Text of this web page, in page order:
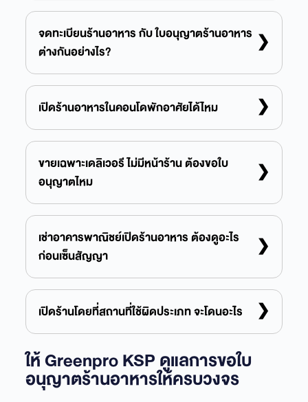
ถ้าปิ้งย่างเพื่อเสิร์ฟลูกค้าในร้าน ไม่ต้องขอ ขอเพียงใบ
อนุญาต/หนังสือรับรองสถานที่จำหน่ายอาหาร และติด
ตั้งปล่องดูดควัน/บ่อดักไขมันให้ได้มาตรฐาน — จะต้อง
ขอเพิ่มก็ต่อเมื่อสะสมแก๊ส LPG มาก มีดนตรีสด หรือ
เป็นครัวกลาง
จดทะเบียนร้านอาหาร กับ ใบอนุญาตร้านอาหาร
ต่างกันอย่างไร?
❯
จดทะเบียน = ทำให้ธุรกิจถูกต้องตามกฎหมาย
(พาณิชย์/บริษัท) ส่วนใบอนุญาต = อนุญาตให้
“จำหน่ายอาหาร” ในสถานที่นั้น ต้องมีทั้งคู่
เปิดร้านอาหารในคอนโดพักอาศัยได้ไหม
❯
โดยทั่วไปไม่ได้ เพราะคอนโดพักอาศัยได้รับอนุญาตให้
ใช้เพื่อการอยู่อาศัย การเปิดร้านถือเป็นการใช้อาคาร
ผิดประเภทและมักขัดข้อบังคับนิติบุคคลอาคารชุด เว้น
แต่เป็นคอนโดเชิงพาณิชย์หรือโครงการ Mixed-use ที่
ระบุพื้นที่เพื่อการค้าไว้ชัดเจน
ขายเฉพาะเดลิเวอรี ไม่มีหน้าร้าน ต้องขอใบ
อนุญาตไหม
❯
ต้องขอ เพราะกฎหมายดูที่การปรุงและจำหน่ายอาหาร
ไม่ได้ดูว่ามีที่นั่งให้ลูกค้าหรือไม่ Cloud Kitchen และ
ร้านเดลิเวอรีล้วนต้องขอใบอนุญาตหรือแจ้งการ
ประกอบกิจการเหมือนร้านทั่วไป
เช่าอาคารพาณิชย์เปิดร้านอาหาร ต้องดูอะไร
ก่อนเซ็นสัญญา
❯
ดู 4 อย่างคือผังเมืองว่าโซนนั้นเปิดร้านอาหารได้
สัญญาเช่าต้องระบุวัตถุประสงค์เพื่อประกอบกิจการ
ไม่ใช่เพื่ออยู่อาศัย งานดัดแปลงอาคารที่อาจต้องขอ
อนุญาตแยก และระบบสุขาภิบาลกับอัคคีภัยตามเกณฑ์
เปิดร้านโดยที่สถานที่ใช้ผิดประเภท จะโดนอะไร
❯
อาจถูกเพิกถอนสิทธิประกอบกิจการในพื้นที่นั้น และใน
ทางปฏิบัติแพลตฟอร์มเดลิเวอรีมักระงับร้านออกจาก
ให้ Greenpro KSP ดูแลการขอใบ
อนุญาตร้านอาหารให้ครบวงจร